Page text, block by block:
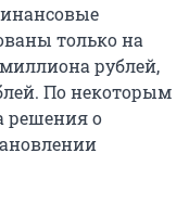
только на
рублей,
По некоторым
решения о